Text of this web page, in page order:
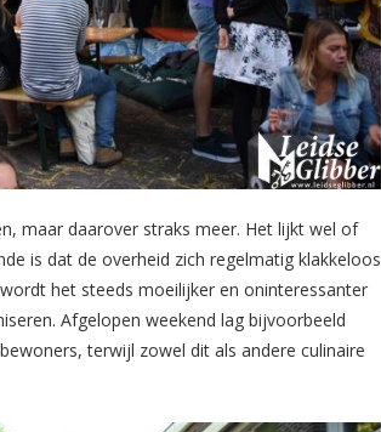
maar daarover straks meer. Het lijkt wel of
is dat de overheid zich regelmatig klakkeloos
het steeds moeilijker en oninteressanter
Afgelopen weekend lag bijvoorbeeld
terwijl zowel dit als andere culinaire